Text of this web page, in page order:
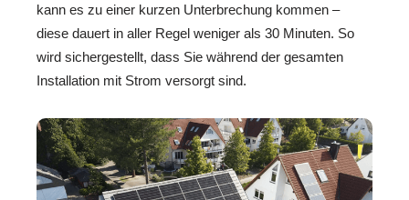
kann es zu einer kurzen Unterbrechung kommen –
diese dauert in aller Regel weniger als 30 Minuten. So
wird sichergestellt, dass Sie während der gesamten
Installation mit Strom versorgt sind.